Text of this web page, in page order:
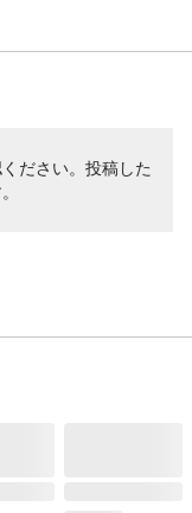
ださい。投稿した